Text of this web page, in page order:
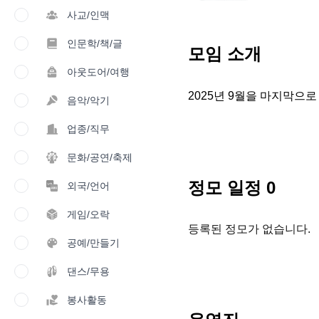
사교/인맥
인문학/책/글
아웃도어/여행
음악/악기
업종/직무
문화/공연/축제
외국/언어
게임/오락
공예/만들기
댄스/무용
봉사활동
모임 소개
2025년 9월을 마지막으
정모 일정 0
등록된 정모가 없습니다.